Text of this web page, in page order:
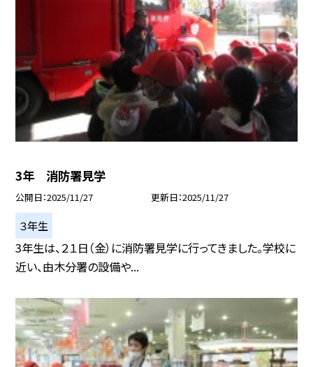
3年 消防署見学
公開日 2025/11/27 更新日 2025/11/27
３年生
3年生は、２１日（金）に消防署見学に行ってきました。学校に
近い、由木分署の設備や...